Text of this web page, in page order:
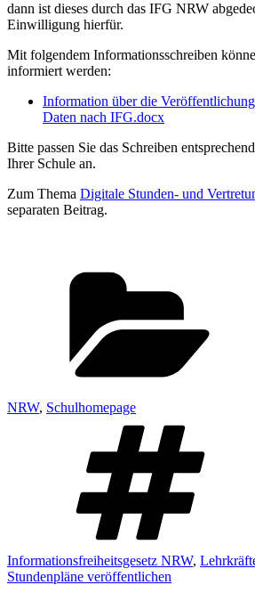
dann ist dieses durch das IFG NRW
Einwilligung hierfür.
Mit folgendem Informationsschreiben
informiert werden:
Information über die
Daten nach IFG.docx
Bitte passen Sie das Schreiben
Ihrer Schule an.
Zum Thema Digitale Stunden- und
separaten Beitrag.
NRW, Schulhomepage
Informationsfreiheitsgesetz NRW,
Stundenpläne veröffentlichen